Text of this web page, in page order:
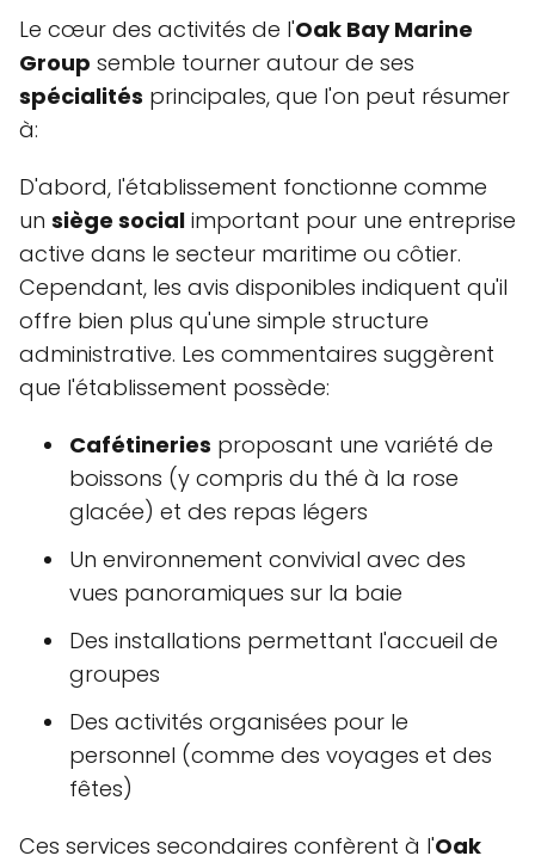
Le cœur des activités de l'Oak Bay Marine
Group semble tourner autour de ses
spécialités principales, que l'on peut résumer
à:
D'abord, l'établissement fonctionne comme
un siège social important pour une entreprise
active dans le secteur maritime ou côtier.
Cependant, les avis disponibles indiquent qu'il
offre bien plus qu'une simple structure
administrative. Les commentaires suggèrent
que l'établissement possède:
Cafétineries proposant une variété de
boissons (y compris du thé à la rose
glacée) et des repas légers
Un environnement convivial avec des
vues panoramiques sur la baie
Des installations permettant l'accueil de
groupes
Des activités organisées pour le
personnel (comme des voyages et des
fêtes)
Ces services secondaires confèrent à l'Oak